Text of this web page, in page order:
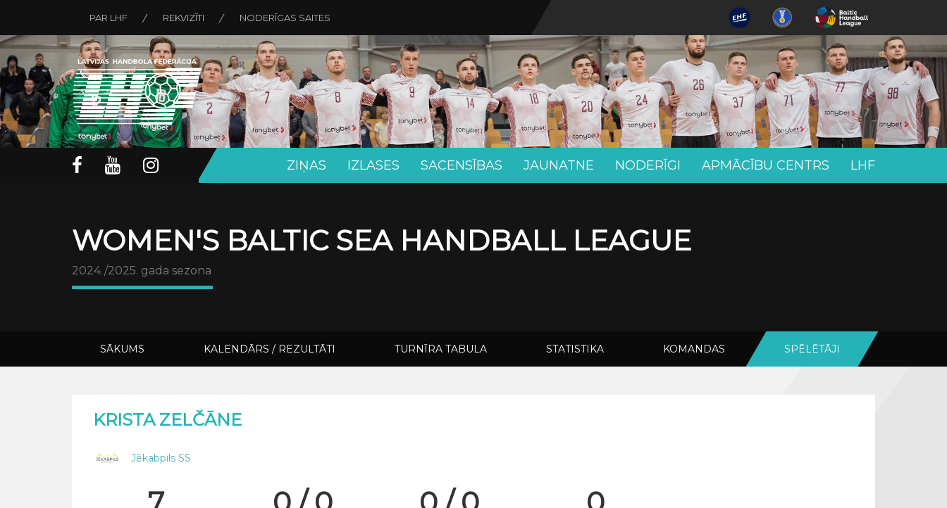
PAR LHF REKVIZĪTI NODERĪGAS SAITES
ZIŅAS IZLASES SACENSĪBAS JAUNATNE NODERĪGI APMĀCĪBU CENTRS LHF
WOMEN'S BALTIC SEA HANDBALL LEAGUE
2024./2025. gada sezona
SĀKUMS KALENDĀRS / REZULTĀTI TURNĪRA TABULA STATISTIKA KOMANDAS SPĒLĒTĀJI
KRISTA ZELČĀNE
Jēkabpils SS